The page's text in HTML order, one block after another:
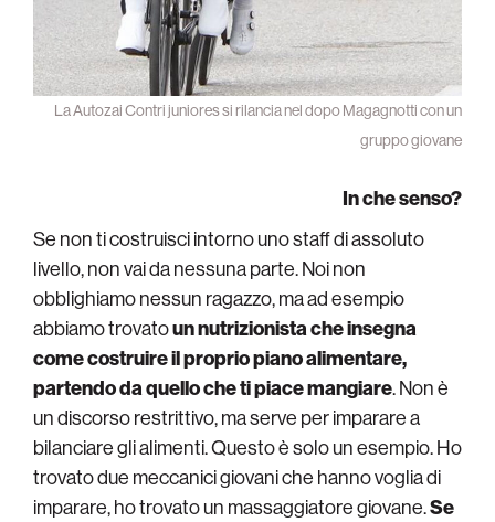
La Autozai Contri juniores si rilancia nel dopo Magagnotti con un
gruppo giovane
In che senso?
Se non ti costruisci intorno uno staff di assoluto
livello, non vai da nessuna parte. Noi non
obblighiamo nessun ragazzo, ma ad esempio
abbiamo trovatoun nutrizionista che insegna
come costruireil propriopiano alimentare,
partendo da quello che ti piace mangiare. Non è
un discorso restrittivo, ma serve per imparare a
bilanciare gli alimenti. Questo è solo un esempio. Ho
trovato due meccanici giovani che hanno voglia di
imparare, ho trovato un massaggiatore giovane.Se